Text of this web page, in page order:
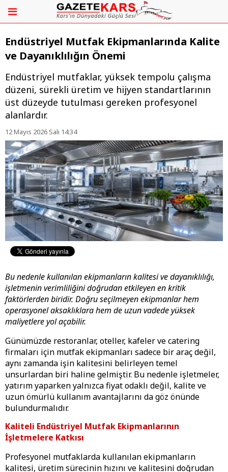
Endüstriyel Mutfak Ekipmanlarında Kalite
ve Dayanıklılığın Önemi
Endüstriyel mutfaklar, yüksek tempolu çalışma
düzeni, sürekli üretim ve hijyen standartlarının
üst düzeyde tutulması gereken profesyonel
alanlardır.
12 Mayıs 2026 Salı 14:34
Bu nedenle kullanılan ekipmanların kalitesi ve dayanıklılığı,
işletmenin verimliliğini doğrudan etkileyen en kritik
faktörlerden biridir. Doğru seçilmeyen ekipmanlar hem
operasyonel aksaklıklara hem de uzun vadede yüksek
maliyetlere yol açabilir.
Günümüzde restoranlar, oteller, kafeler ve catering
firmaları için mutfak ekipmanları sadece bir araç değil,
aynı zamanda işin kalitesini belirleyen temel
unsurlardan biri haline gelmiştir. Bu nedenle işletmeler,
yatırım yaparken yalnızca fiyat odaklı değil, kalite ve
uzun ömürlü kullanım avantajlarını da göz önünde
bulundurmalıdır.
Kaliteli Endüstriyel Mutfak Ekipmanlarının
İşletmelere Katkısı
Profesyonel mutfaklarda kullanılan ekipmanların
kalitesi, üretim sürecinin hızını ve kalitesini doğrudan